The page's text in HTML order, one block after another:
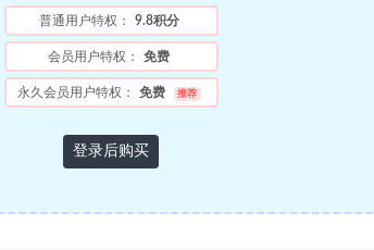
普通用户特权： 9.8积分
会员用户特权： 免费
永久会员用户特权： 免费 推荐
登录后购买